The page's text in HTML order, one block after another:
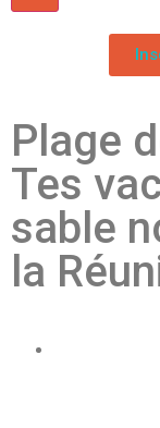
Plage
Tes
sable
la